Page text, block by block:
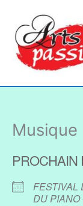
contenu
Musique
PROCHAIN
FESTIVAL
DU PIANO